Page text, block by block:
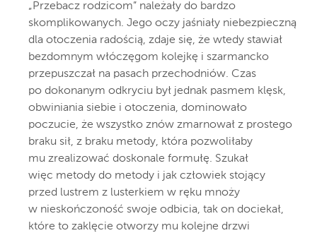
„Przebacz rodzicom” należały do bardzo
skomplikowanych. Jego oczy jaśniały niebezpieczną
dla otoczenia radością, zdaje się, że wtedy stawiał
bezdomnym włóczęgom kolejkę i szarmancko
przepuszczał na pasach przechodniów. Czas
po dokonanym odkryciu był jednak pasmem klęsk,
obwiniania siebie i otoczenia, dominowało
poczucie, że wszystko znów zmarnował z prostego
braku sił, z braku metody, która pozwoliłaby
mu zrealizować doskonale formułę. Szukał
więc metody do metody i jak człowiek stojący
przed lustrem z lusterkiem w ręku mnoży
w nieskończoność swoje odbicia, tak on dociekał,
które to zaklęcie otworzy mu kolejne drzwi